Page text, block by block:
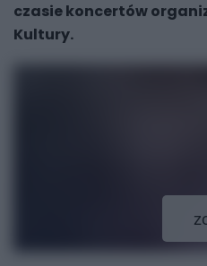
czasie koncertów
Kultury.